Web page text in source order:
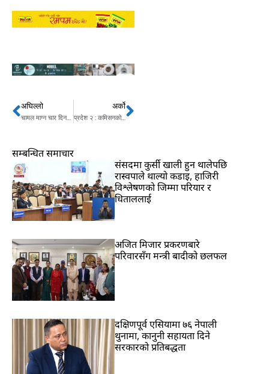
Prev
अघिल्लो
चामल माग्न चार दिनको बाटो
अर्को
प्रदेश २ : कमिसनको चलखेलले शीतभण्डार बनाउने योजना अलपत्रNext
सम्बन्धित समाचार
संसदमा कुर्सी खाली हुन थालेपछि
रास्वपाले थाल्यो कडाइ, हाजिरी
विश्लेषणको जिम्मा परियार र
धिताललाई
अजित मिजार प्रकरणबारे
परिवारसँग मन्त्री बादीको छलफल
दक्षिणपूर्व एसियामा ७६ नेपाली
थुनामा, कानुनी सहायता दिने
सरकारको प्रतिबद्धता